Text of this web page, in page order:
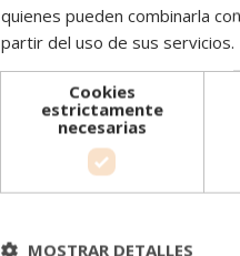
quienes pueden combinarla
partir del uso de sus servicios.
Cookies
estrictamente
necesarias
MOSTRAR DETALLES